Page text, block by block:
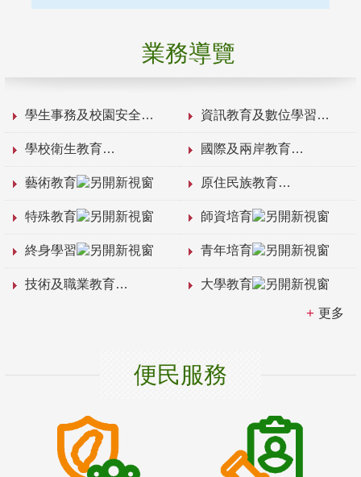
業務導覽
學生事務及校園安全 資訊教育及數位學習
學校衛生教育 國際及兩岸教育
藝術教育 原住民族教育
特殊教育 師資培育
終身學習 青年培育
技術及職業教育 大學教育
更多
便民服務